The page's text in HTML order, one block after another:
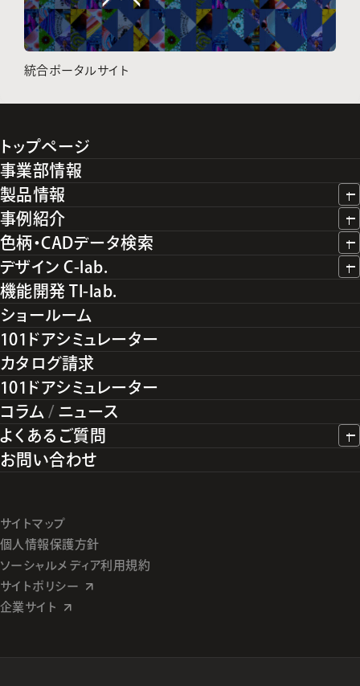
統合ポータルサイト
トップページ
事業部情報
製品情報
事例紹介
色柄・CADデータ検索
デザイン C-lab.
機能開発 TI-lab.
ショールーム
101ドアシミュレーター
カタログ請求
101ドアシミュレーター
コラム / ニュース
よくあるご質問
お問い合わせ
サイトマップ
個人情報保護方針
ソーシャルメディア利用規約
サイトポリシー
企業サイト